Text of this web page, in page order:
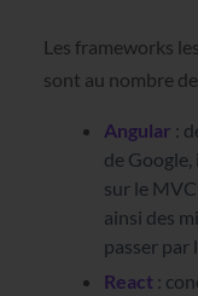
Les frameworks
sont au nombre
Angular :
de
sur le
ainsi des
passer par
React: